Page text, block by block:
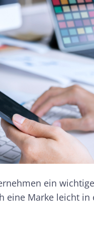
ein
eine Marke leicht in